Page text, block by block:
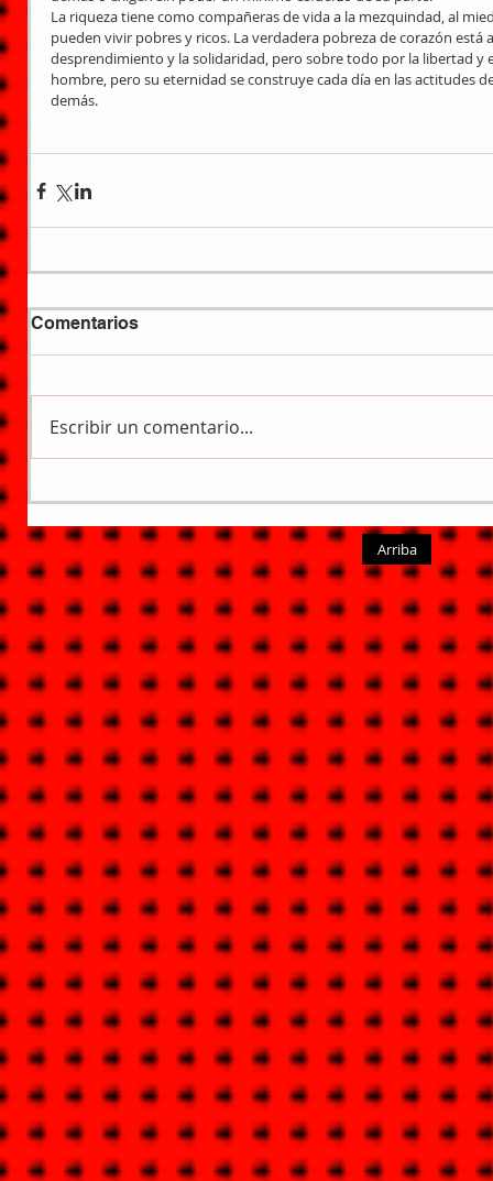
La riqueza tiene como compañeras de vida a la mezquindad, al
pueden vivir pobres y ricos. La verdadera pobreza de corazón
desprendimiento y la solidaridad, pero sobre todo por la libertad y
hombre, pero su eternidad se construye cada día en las actitudes
demás.
Comentarios
Escribir un comentario...
Arriba